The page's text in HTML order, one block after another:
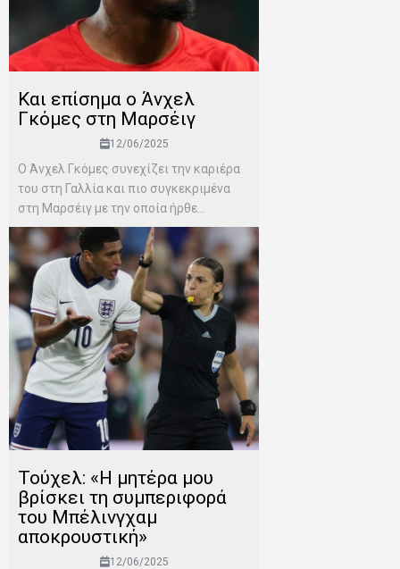
Kαι επίσημα ο Άνχελ
Γκόμες στη Μαρσέιγ
12/06/2025
Ο Άνχελ Γκόμες συνεχίζει την καριέρα
του στη Γαλλία και πιο συγκεκριμένα
στη Μαρσέιγ με την οποία ήρθε...
Τούχελ: «Η μητέρα μου
βρίσκει τη συμπεριφορά
του Μπέλινγχαμ
αποκρουστική»
12/06/2025